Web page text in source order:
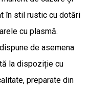
în stil rustic cu dotări
cu plasmă.
de asemena
la dispoziție cu
preparate din